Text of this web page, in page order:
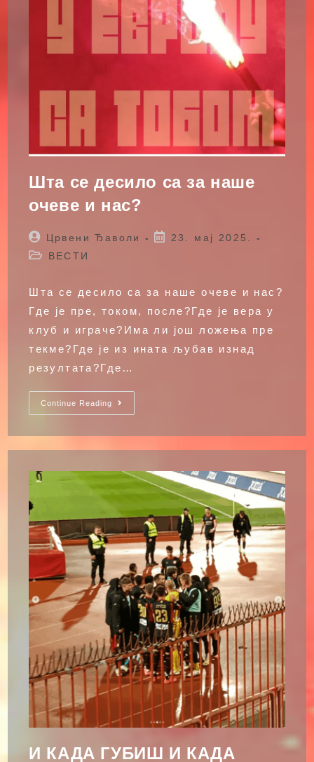
Шта се десило са за наше
очеве и нас?
Post
author:
Црвени Ђаволи
Post23. мај 2025.
PostВЕСТИ
Шта се десило са за наше очеве и нас?
Где је пре, током, после?Где је вера у
клуб и играче?Има ли још ложења пре
текме?Где је из ината љубав изнад
резултата?Где…
Continue Reading
Шта
Се
Наше
И
Нас?
И КАДА ГУБИШ И КАДА